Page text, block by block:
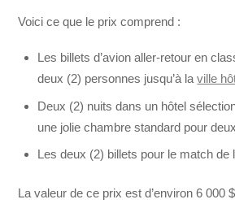
Voici ce que le prix comprend :
Les billets d’avion aller-retour en
deux (2) personnes jusqu’à laville
Deux (2) nuits dans un hôtel
une jolie chambre standard pour
Les deux (2) billets pour le match de
La valeur de ce prix est d’environ 6 000